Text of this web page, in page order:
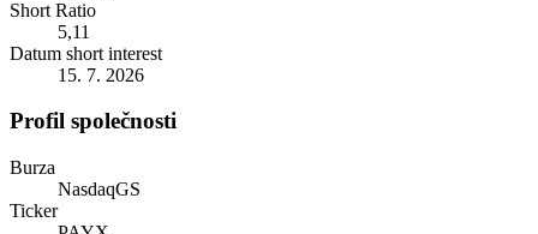
Short Ratio
5,11
Datum short interest
15. 7. 2026
Profil společnosti
Burza
NasdaqGS
Ticker